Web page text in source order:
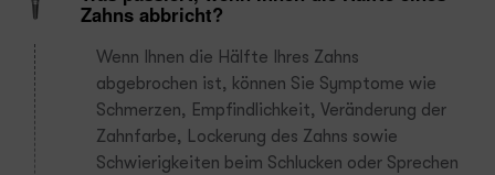
Zahns abbricht?
Wenn Ihnen die Hälfte Ihres Zahns
abgebrochen ist, können Sie Symptome wie
Schmerzen, Empfindlichkeit, Veränderung der
Zahnfarbe, Lockerung des Zahns sowie
Schwierigkeiten beim Schlucken oder Sprechen